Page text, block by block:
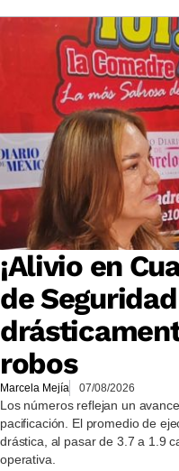
¡Alivio en
de
robos
Marcela Mejía 07/08/2026
Los números reflejan un
pacificación. El promedio de
drástica, al pasar de 3.7 a 1.9
operativa.